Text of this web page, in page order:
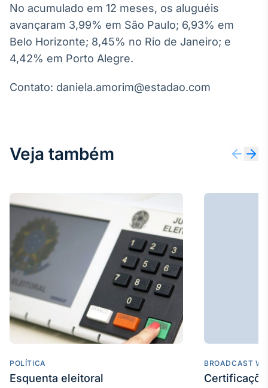
Radar
Monitoramento
inteligente de
Broadcast
BroadFast
Em breve
No acumulado em 12 meses, os aluguéis
avançaram 3,99% em São Paulo; 6,93% em
Belo Horizonte; 8,45% no Rio de Janeiro; e
4,42% em Porto Alegre.
Contato: daniela.amorim@estadao.com
Veja também
POLÍTICA
Esquenta eleitoral
BROADCAST